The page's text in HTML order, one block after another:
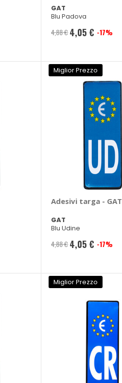
GAT
Blu Padova
4,88 € Prezzo
4,05 € -17%
Miglior Prezzo
Adesivi targa - GAT
GAT
Blu Udine
4,88 € Prezzo
4,05 € -17%
Miglior Prezzo